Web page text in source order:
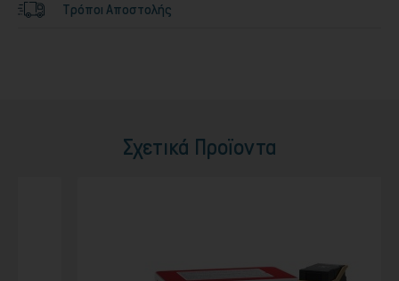
Τρόποι Αποστολής
Σχετικά Προϊοντα